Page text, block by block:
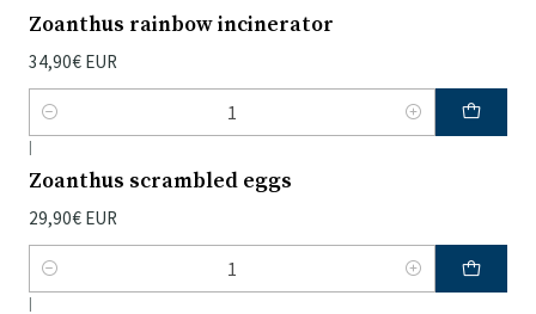
Zoanthus rainbow incinerator
34,90€ EUR
Quantidade
|
Zoanthus scrambled eggs
29,90€ EUR
Quantidade
|